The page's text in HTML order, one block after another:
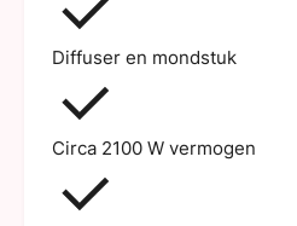
Diffuser en mondstuk
Circa 2100 W vermogen